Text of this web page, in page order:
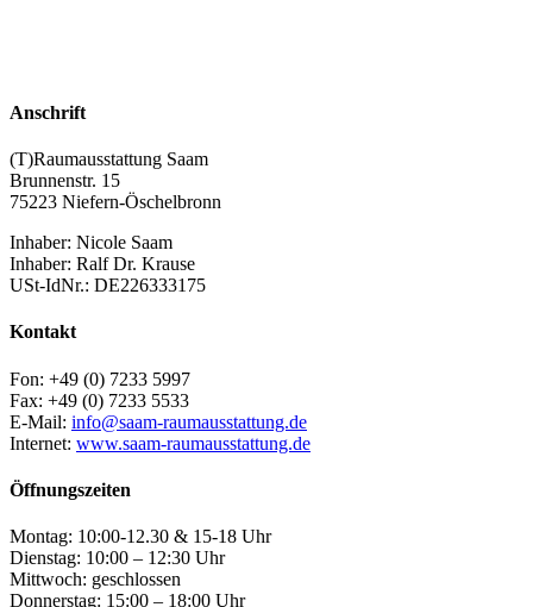
Anschrift
(T)Raumausstattung Saam
Brunnenstr. 15
75223 Niefern-Öschelbronn
Inhaber: Nicole Saam
Inhaber: Ralf Dr. Krause
USt-IdNr.: DE226333175
Kontakt
Fon: +49 (0) 7233 5997
Fax: +49 (0) 7233 5533
E-Mail: info@saam-raumausstattung.de
Internet: www.saam-raumausstattung.de
Öffnungszeiten
Montag: 10:00-12.30 & 15-18 Uhr
Dienstag: 10:00 – 12:30 Uhr
Mittwoch: geschlossen
Donnerstag: 15:00 – 18:00 Uhr